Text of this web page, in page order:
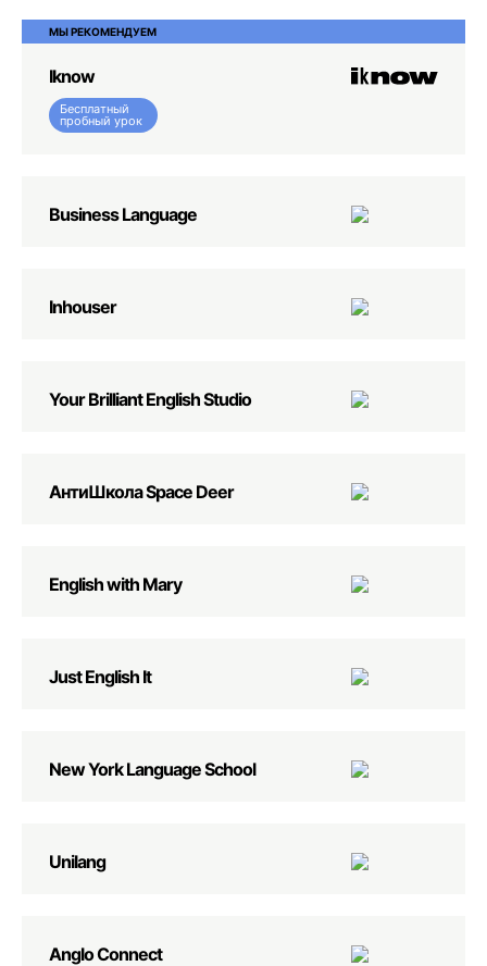
МЫ РЕКОМЕНДУЕМ
Iknow
Бесплатный
пробный урок
Business Language
Inhouser
Your Brilliant English Studio
АнтиШкола Space Deer
English with Mary
Just English It
New York Language School
Unilang
Anglo Connect